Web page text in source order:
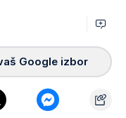
Google izbor